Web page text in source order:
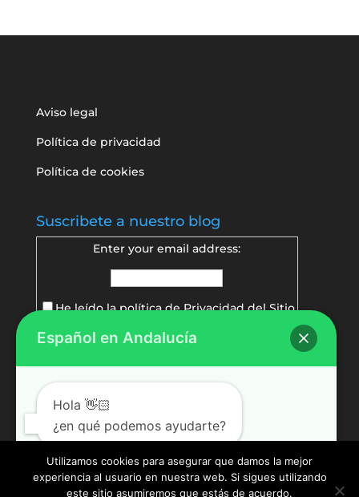
Aviso legal
Política de privacidad
Política de cookies
Suscribete a nuestro blog
Enter your email address:
He leído la política dePrivacidad del Sitio
Español en Andalucía
Hola 👋🏻
¿en qué podemos ayudarte?
Abrir chat
Utilizamos cookies para asegurar que damos la mejor
experiencia al usuario en nuestra web. Si sigues utilizando
este sitio asumiremos que estás de acuerdo.